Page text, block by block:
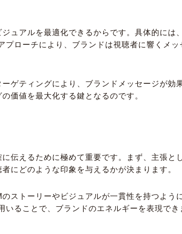
ュアルを最適化できるからです。具体的には
ローチにより、ブランドは視聴者に響くメッ
ゲティングにより、ブランドメッセージが効
価値を最大化する鍵となるのです。
伝えるために極めて重要です。まず、主張と
にどのような印象を与えるかが決まります。
ストーリーやビジュアルが一貫性を持つよう
ることで、ブランドのエネルギーを表現でき